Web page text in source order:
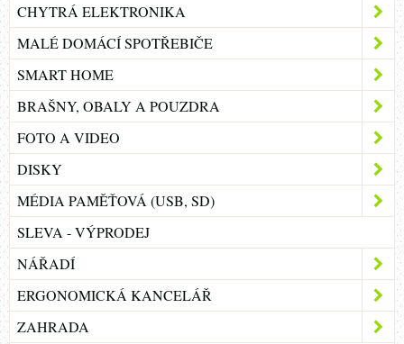
CHYTRÁ ELEKTRONIKA
MALÉ DOMÁCÍ SPOTŘEBIČE
SMART HOME
BRAŠNY, OBALY A POUZDRA
FOTO A VIDEO
DISKY
MÉDIA PAMĚŤOVÁ (USB, SD)
SLEVA - VÝPRODEJ
NÁŘADÍ
ERGONOMICKÁ KANCELÁŘ
ZAHRADA